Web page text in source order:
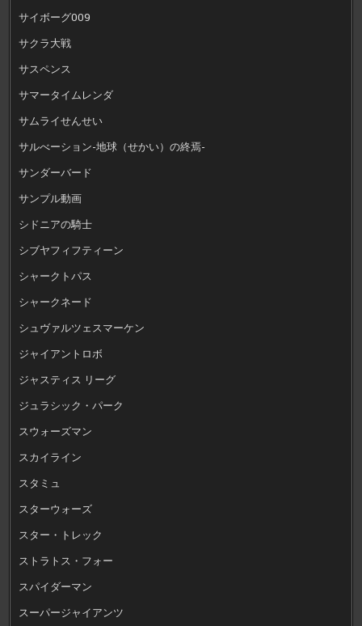
サイボーグ009
サクラ大戦
サスペンス
サマータイムレンダ
サムライせんせい
サルべーション-地球（せかい）の終焉-
サンダーバード
サンプル動画
シドニアの騎士
シブヤフィフティーン
シャークトパス
シャークネード
シュヴァルツェスマーケン
ジャイアントロボ
ジャスティス リーグ
ジュラシック・パーク
スウォーズマン
スカイライン
スタミュ
スターウォーズ
スター・トレック
ストラトス・フォー
スパイダーマン
スーパージャイアンツ